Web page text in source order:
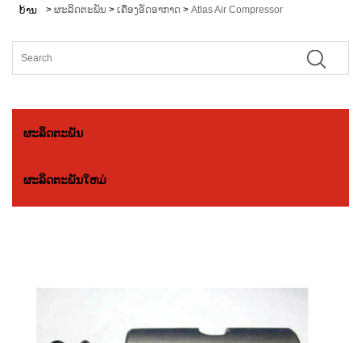
ບ້ານ > ຜະລິດຕະພັນ > ເຄື່ອງອັດອາກາດ > Atlas Air Compressor
ຜະລິດຕະພັນ
ຜະລິດຕະພັນໃຫມ່